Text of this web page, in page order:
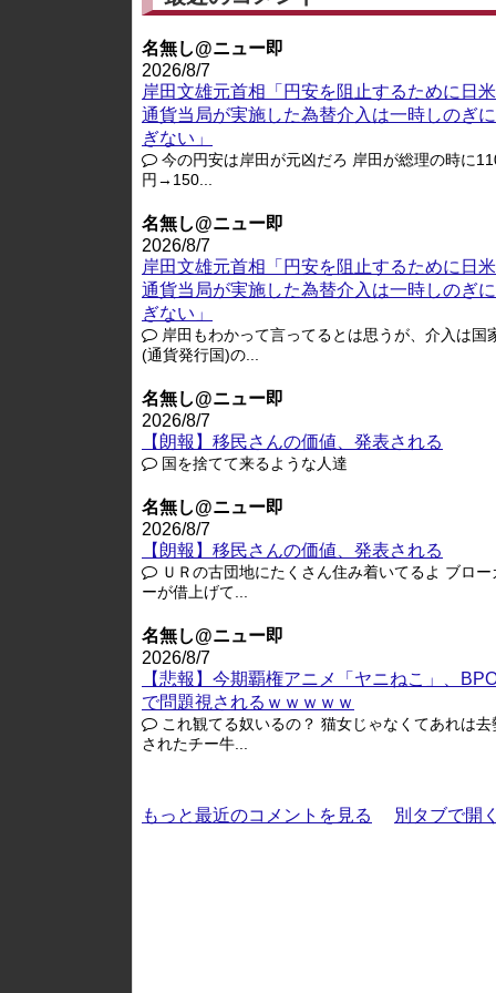
名無し@ニュー即
2026/8/7
岸田文雄元首相「円安を阻止するために日
通貨当局が実施した為替介入は一時しのぎ
ぎない」
今の円安は岸田が元凶だろ 岸田が総理の時に
円→150...
名無し@ニュー即
2026/8/7
岸田文雄元首相「円安を阻止するために日
通貨当局が実施した為替介入は一時しのぎ
ぎない」
岸田もわかって言ってるとは思うが、介入は国
(通貨発行国)の...
名無し@ニュー即
2026/8/7
【朗報】移民さんの価値、発表される
国を捨てて来るような人達
名無し@ニュー即
2026/8/7
【朗報】移民さんの価値、発表される
ＵＲの古団地にたくさん住み着いてるよ ブロー
ーが借上げて...
名無し@ニュー即
2026/8/7
【悲報】今期覇権アニメ「ヤニねこ」、
で問題視されるｗｗｗｗｗ
これ観てる奴いるの？ 猫女じゃなくてあれは去
されたチー牛...
もっと最近のコメントを見る 別タブで開く